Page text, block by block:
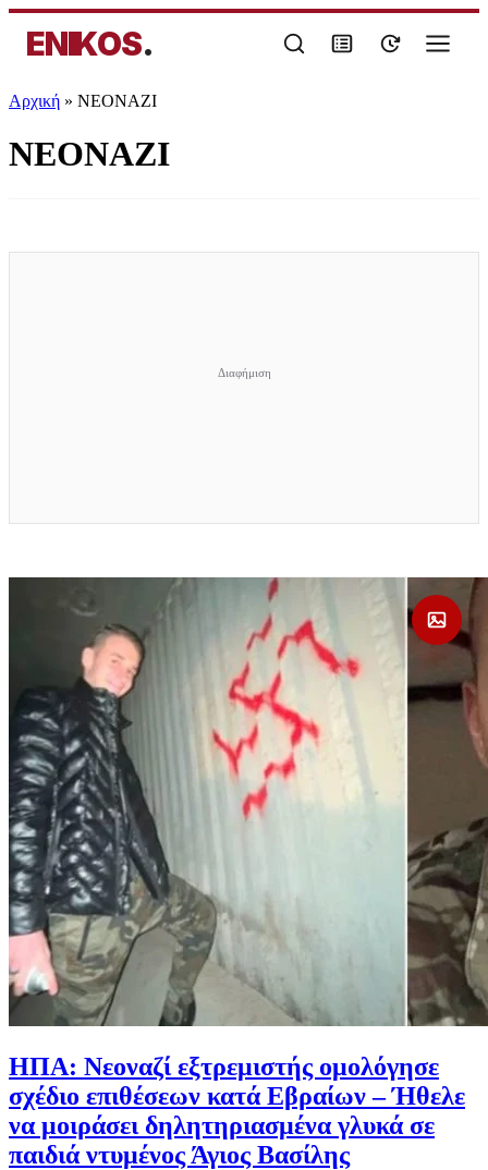
ENIKOS.
Αρχική » ΝΕΟΝΑΖΙ
ΝΕΟΝΑΖΙ
ΗΠΑ: Νεοναζί εξτρεμιστής ομολόγησε
σχέδιο επιθέσεων κατά Εβραίων – Ήθελε
να μοιράσει δηλητηριασμένα γλυκά σε
παιδιά ντυμένος Άγιος Βασίλης